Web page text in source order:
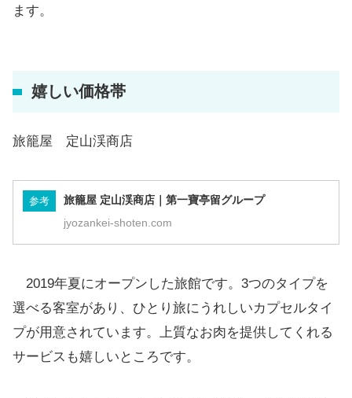
ます。
嬉しい価格帯
旅籠屋 定山渓商店
参考 旅籠屋 定山渓商店｜第一寶亭留グループ
jyozankei-shoten.com
2019年夏にオープンした旅館です。3つのタイプを
選べる客室があり、ひとり旅にうれしいカプセルタイ
プが用意されています。上質なお肉を提供してくれる
サービスも嬉しいところです。